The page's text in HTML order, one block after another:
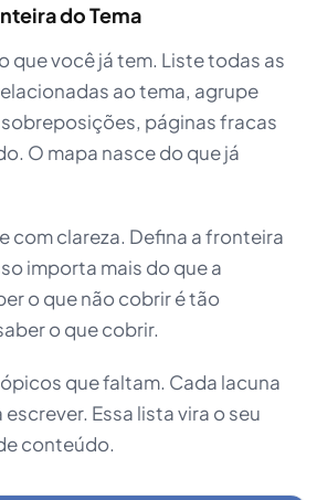
do Tema
que você já tem. Liste todas as
ao tema, agrupe
páginas fracas
O mapa nasce do que já
com clareza. Defina a fronteira
importa mais do que a
o que não cobrir é tão
o que cobrir.
que faltam. Cada lacuna
Essa lista vira o seu
conteúdo.